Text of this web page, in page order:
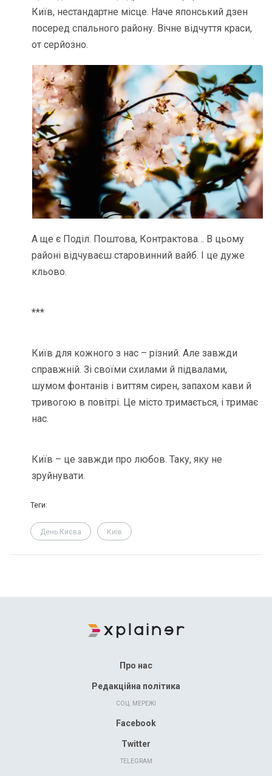
Київ, нестандартне місце. Наче японський дзен
посеред спального району. Вічне відчуття краси,
от серйозно.
А ще є Поділ. Поштова, Контрактова… В цьому
районі відчуваєш старовинний вайб. І це дуже
кльово.
***
Київ для кожного з нас – різний. Але завжди
справжній. Зі своїми схилами й підвалами,
шумом фонтанів і виттям сирен, запахом кави й
тривогою в повітрі. Це місто тримається, і тримає
нас.
Київ – це завжди про любов. Таку, яку не
зруйнувати.
Теги:
День Києва Київ
Про нас
Редакційна політика
СОЦ. МЕРЕЖІ
Facebook
Twitter
TELEGRAM